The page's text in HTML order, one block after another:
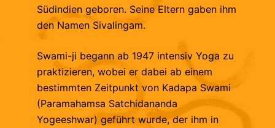
Südindien geboren. Seine Eltern gaben ihm
den Namen Sivalingam.
Swami-ji begann ab 1947 intensiv Yoga zu
praktizieren, wobei er dabei ab einem
bestimmten Zeitpunkt von Kadapa Swami
(Paramahamsa Satchidananda
Yogeeshwar) geführt wurde, der ihm in